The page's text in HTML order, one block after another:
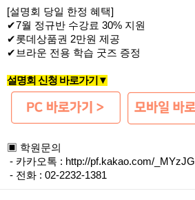
[설명회 당일 한정 혜택]
✔7월 정규반 수강료 30% 지원
✔롯데상품권 2만원 제공
✔브라운 전용 학습 굿즈 증정
설명회 신청 바로가기▼
▣ 학원문의
- 카카오톡 : http://pf.kakao.com/_MYzJG
- 전화 : 02-2232-1381​